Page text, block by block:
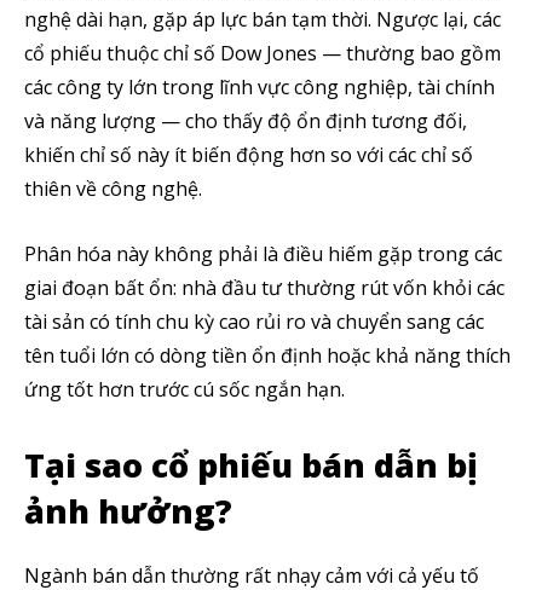
nghệ dài hạn, gặp áp lực bán tạm thời. Ngược lại, các
cổ phiếu thuộc chỉ số Dow Jones — thường bao gồm
các công ty lớn trong lĩnh vực công nghiệp, tài chính
và năng lượng — cho thấy độ ổn định tương đối,
khiến chỉ số này ít biến động hơn so với các chỉ số
thiên về công nghệ.
Phân hóa này không phải là điều hiếm gặp trong các
giai đoạn bất ổn: nhà đầu tư thường rút vốn khỏi các
tài sản có tính chu kỳ cao rủi ro và chuyển sang các
tên tuổi lớn có dòng tiền ổn định hoặc khả năng thích
ứng tốt hơn trước cú sốc ngắn hạn.
Tại sao cổ phiếu bán dẫn bị
ảnh hưởng?
Ngành bán dẫn thường rất nhạy cảm với cả yếu tố